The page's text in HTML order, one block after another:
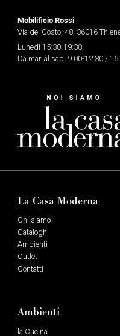
Mobilificio Rossi
Via del Costo, 48, 36016
Lunedì 15:30-19:30
Da mar. al sab. 9.00-12.30 /
La Casa Moderna
Chi siamo
Cataloghi
Ambienti
Outlet
Contatti
Ambienti
la Cucina